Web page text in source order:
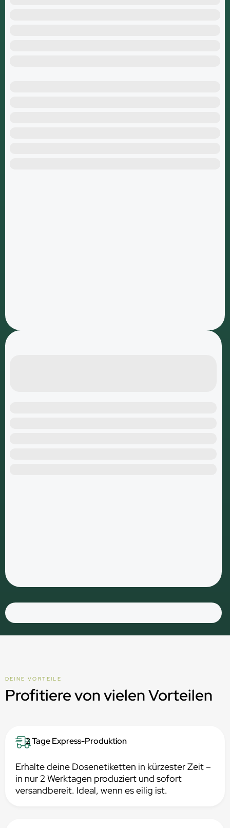
DEINE VORTEILE
Profitiere von vielen Vorteilen
2 Tage Express-Produktion
Erhalte deine Dosenetiketten in kürzester Zeit –
in nur 2 Werktagen produziert und sofort
versandbereit. Ideal, wenn es eilig ist.